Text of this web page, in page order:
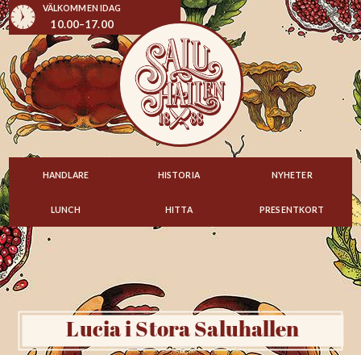
VÄLKOMMEN IDAG
10.00–17.00
HANDLARE HISTORIA NYHETER
LUNCH HITTA PRESENTKORT
Lucia i Stora Saluhallen